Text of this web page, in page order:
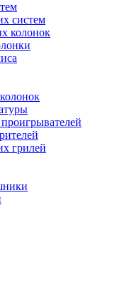
систем
колонок
грилей